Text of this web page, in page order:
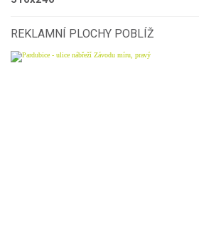
REKLAMNÍ PLOCHY POBLÍŽ